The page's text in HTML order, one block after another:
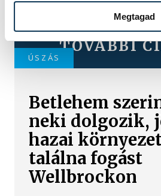
Megtagad
TOVÁBBI
ÚSZÁS
Betlehem
neki dolgozik,
hazai
találna fogást
Wellbrockon